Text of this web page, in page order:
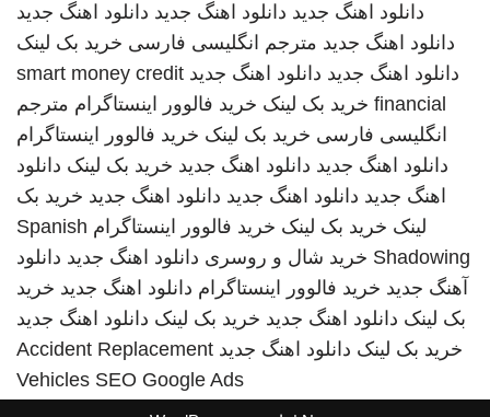
دانلود اهنگ جدید دانلود اهنگ جدید دانلود اهنگ جدید
دانلود اهنگ جدید مترجم انگلیسی فارسی خرید بک لینک
دانلود اهنگ جدید دانلود اهنگ جدید smart money credit
financial خرید بک لینک خرید فالوور اینستاگرام مترجم
انگلیسی فارسی خرید بک لینک خرید فالوور اینستاگرام
دانلود اهنگ جدید دانلود اهنگ جدید خرید بک لینک دانلود
اهنگ جدید دانلود اهنگ جدید دانلود اهنگ جدید خرید بک
لینک خرید بک لینک خرید فالوور اینستاگرام Spanish
Shadowing خرید شال و روسری دانلود اهنگ جدید دانلود
آهنگ جدید خرید فالوور اینستاگرام دانلود اهنگ جدید خرید
بک لینک دانلود اهنگ جدید خرید بک لینک دانلود اهنگ جدید
خرید بک لینک دانلود اهنگ جدید Accident Replacement
Vehicles SEO Google Ads